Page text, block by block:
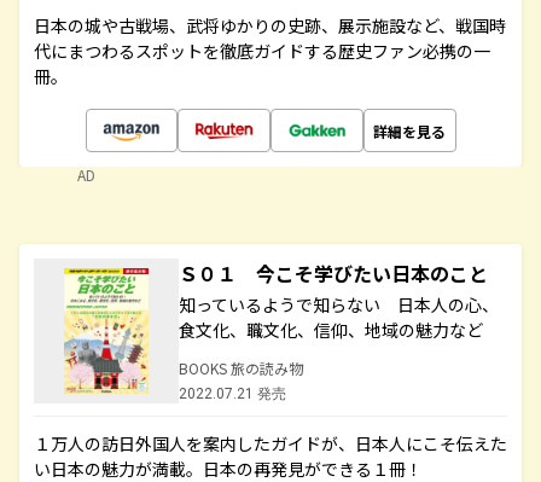
日本の城や古戦場、武将ゆかりの史跡、展示施設など、戦国時
代にまつわるスポットを徹底ガイドする歴史ファン必携の一
冊。
詳細を見る
AD
Ｓ０１ 今こそ学びたい日本のこと
知っているようで知らない 日本人の心、
食文化、職文化、信仰、地域の魅力など
BOOKS 旅の読み物
2022.07.21 発売
１万人の訪日外国人を案内したガイドが、日本人にこそ伝えた
い日本の魅力が満載。日本の再発見ができる１冊！